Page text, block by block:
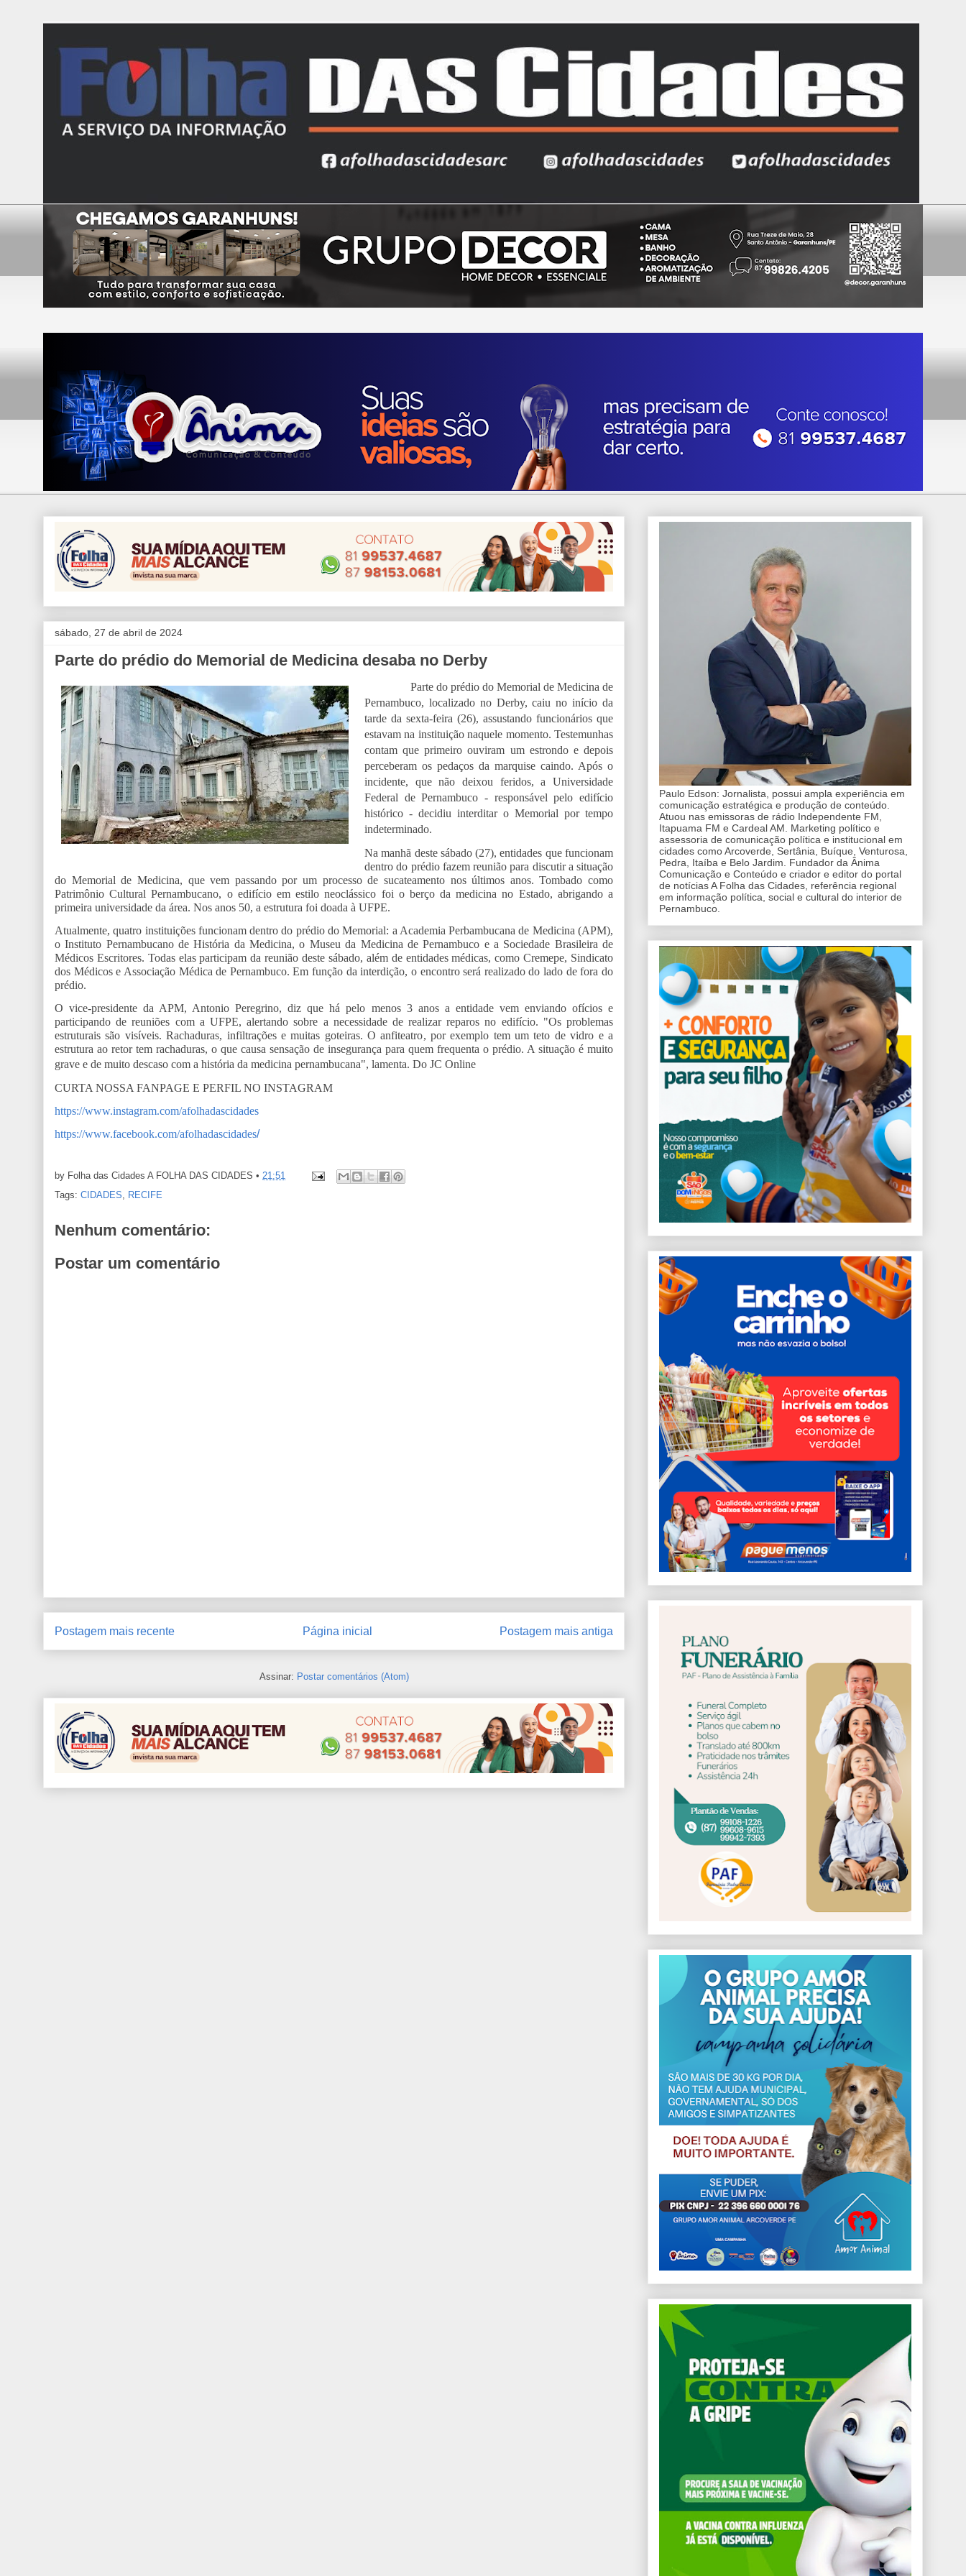
sábado, 27 de abril de 2024
Parte do prédio do Memorial de Medicina desaba no Derby
Parte do prédio do Memorial de Medicina de
Pernambuco, localizado no Derby, caiu no início da
tarde da sexta-feira (26), assustando funcionários que
estavam na instituição naquele momento. Testemunhas
contam que primeiro ouviram um estrondo e depois
perceberam os pedaços da marquise caindo. Após o
incidente, que não deixou feridos, a Universidade
Federal de Pernambuco - responsável pelo edifício
histórico - decidiu interditar o Memorial por tempo
indeterminado.
Na manhã deste sábado (27), entidades que funcionam
dentro do prédio fazem reunião para discutir a situação
do Memorial de Medicina, que vem passando por um processo de sucateamento nos últimos anos. Tombado como
Patrimônio Cultural Pernambucano, o edifício em estilo neoclássico foi o berço da medicina no Estado, abrigando a
primeira universidade da área. Nos anos 50, a estrutura foi doada à UFPE.
Atualmente, quatro instituições funcionam dentro do prédio do Memorial: a Academia Perbambucana de Medicina (APM),
o Instituto Pernambucano de História da Medicina, o Museu da Medicina de Pernambuco e a Sociedade Brasileira de
Médicos Escritores. Todas elas participam da reunião deste sábado, além de entidades médicas, como Cremepe, Sindicato
dos Médicos e Associação Médica de Pernambuco. Em função da interdição, o encontro será realizado do lado de fora do
prédio.
O vice-presidente da APM, Antonio Peregrino, diz que há pelo menos 3 anos a entidade vem enviando ofícios e
participando de reuniões com a UFPE, alertando sobre a necessidade de realizar reparos no edifício. "Os problemas
estruturais são visíveis. Rachaduras, infiltrações e muitas goteiras. O anfiteatro, por exemplo tem um teto de vidro e a
estrutura ao retor tem rachaduras, o que causa sensação de insegurança para quem frequenta o prédio. A situação é muito
grave e de muito descaso com a história da medicina pernambucana", lamenta. Do JC Online
CURTA NOSSA FANPAGE E PERFIL NO INSTAGRAM
https://www.instagram.com/afolhadascidades
https://www.facebook.com/afolhadascidades/
by Folha das Cidades A FOLHA DAS CIDADES • 21:51
Tags: CIDADES, RECIFE
Nenhum comentário:
Postar um comentário
Postagem mais recente Postagem mais antiga
Página inicial
Assinar: Postar comentários (Atom)
Paulo Edson: Jornalista, possui ampla experiência em
comunicação estratégica e produção de conteúdo.
Atuou nas emissoras de rádio Independente FM,
Itapuama FM e Cardeal AM. Marketing político e
assessoria de comunicação política e institucional em
cidades como Arcoverde, Sertânia, Buíque, Venturosa,
Pedra, Itaíba e Belo Jardim. Fundador da Ânima
Comunicação e Conteúdo e criador e editor do portal
de notícias A Folha das Cidades, referência regional
em informação política, social e cultural do interior de
Pernambuco.